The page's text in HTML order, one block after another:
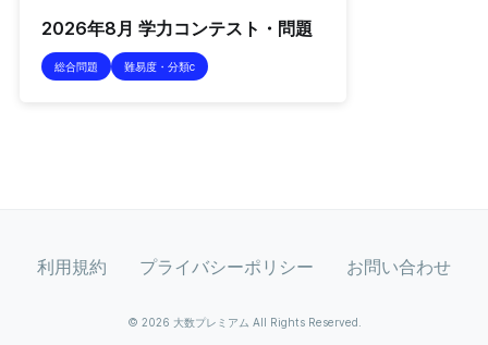
2026年8月 学力コンテスト・問題
総合問題 難易度・分類c
利用規約 プライバシーポリシー お問い合わせ
© 2026 大数プレミアム All Rights Reserved.